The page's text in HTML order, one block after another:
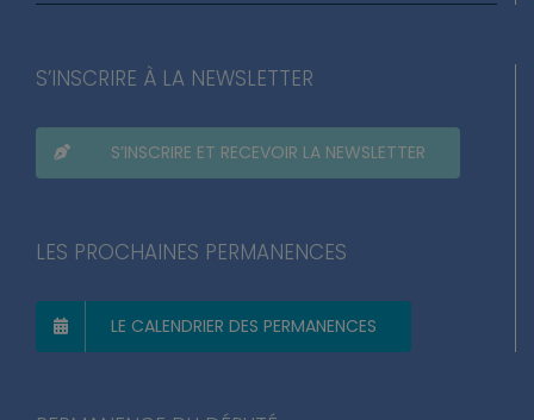
S’INSCRIRE À LA NEWSLETTER
S’INSCRIRE ET RECEVOIR LA NEWSLETTER
LES PROCHAINES PERMANENCES
LE CALENDRIER DES PERMANENCES